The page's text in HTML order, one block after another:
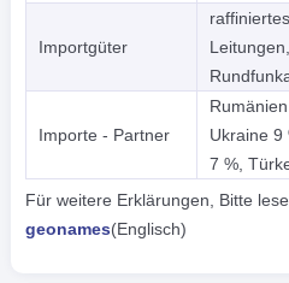
Importgüter
Importe - Partner
Ukraine 9
7 %,
Für weitere Erklärungen, Bitte
geonames(Englisch)